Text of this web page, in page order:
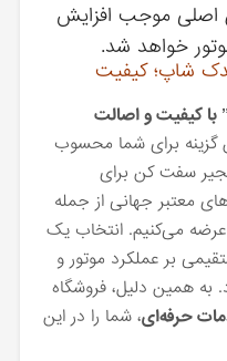
اصلی موجب افزایش
خواهد شد.
شاپ؛ کیفیت
کیفیت و اصالت
گزینه برای شما محسوب
سفت کن برای
معتبر جهانی از جمله
عرضه می‌کنیم. انتخاب یک
بر عملکرد موتور و
به همین دلیل، فروشگاه
حرفه‌ای، شما را در این